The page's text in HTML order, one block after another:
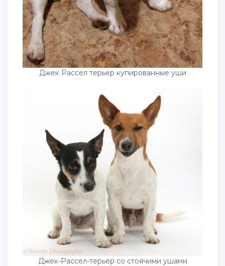
Джек Рассел терьер купированные уши
Джек-Рассел-терьер со стоячими ушами